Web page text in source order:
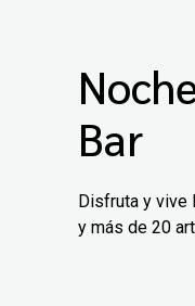
Bar
Disfruta y vive
y más de 20